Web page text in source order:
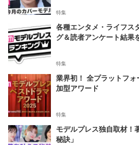
特集
各種エンタメ・ライフス
グ＆読者アンケート結果
特集
業界初！ 全プラットフ
加型アワード
特集
モデルプレス独自取材！
秘訣」